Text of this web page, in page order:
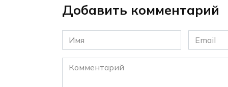
Добавить комментарий
Имя
*
Email
*
Комментарий